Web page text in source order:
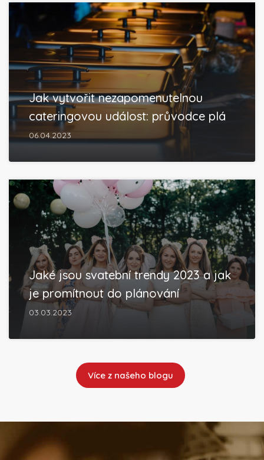
Jak vytvořit nezapomenutelnou
cateringovou událost: průvodce plá
06.04.2023
Jaké jsou svatební trendy 2023 a jak
je promítnout do plánování
03.03.2023
Více z našeho blogu